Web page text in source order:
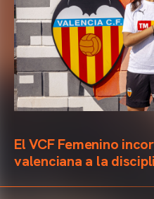
El VCF Femenino
valenciana a la